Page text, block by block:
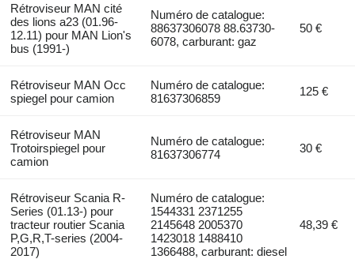
Rétroviseur MAN cité
des lions a23 (01.96-
12.11) pour MAN Lion's
bus (1991-)
Numéro de catalogue:
88637306078 88.63730-
6078, carburant: gaz
50 €
Rétroviseur MAN Occ
spiegel pour camion
Numéro de catalogue:
81637306859
125 €
Rétroviseur MAN
Trotoirspiegel pour
camion
Numéro de catalogue:
81637306774
30 €
Rétroviseur Scania R-
Series (01.13-) pour
tracteur routier Scania
P,G,R,T-series (2004-
2017)
Numéro de catalogue:
1544331 2371255
2145648 2005370
1423018 1488410
1366488, carburant: diesel
48,39 €